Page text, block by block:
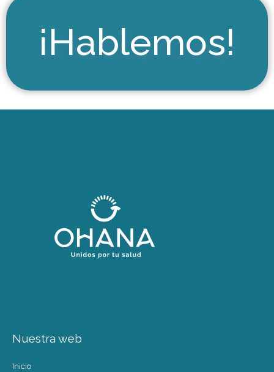
¡Hablemos!
Nuestra web
Inicio